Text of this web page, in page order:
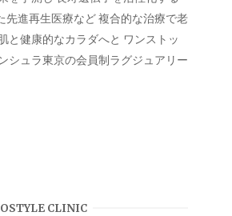
進再生医療など 複合的な治療で老
と健康的なカラダへと ワンストッ
シュラ東京の会員制ラグジュアリー
CLINIC